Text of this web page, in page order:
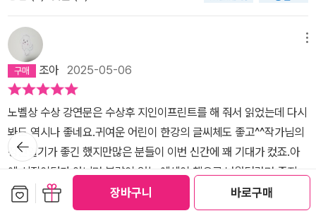
장바구니 바로구매
장편소설 ‘희랍어 시간’은 그 질문에서 다시 더 나아간다. 우리가 정말
로 이 세계에서 살아나가야 한다면, 어떤 지점에서 그것이 가능한가?
한강 작가는 이 소설을 쓰며 다음과 같이 묻고 싶었다고 한다. 인간의
가장 연한 부분을 들여다보는 것으로 우리는 마침내 살아갈 수 있는
것 아닐까, 이 덧없고 폭력적인 세계 가운데에서? 여섯 번째 장편소
설은 알다시피 ‘소년이 온다’였다. 한강 작가는 ‘희랍어 시간’을 출간
한 직후까지 광주에 대해 쓰겠다는 생각을 한 번도 해보지 않았다고
한다. 광주 학살을 시작으로 여러 학살들에 대한 책들을 읽으며 그녀
는 이십 대 중반에 일기장을 바꿀 때마다 맨 앞 페이지에 적었던 문장
들을 떠올렸다고 한다. ‘현재가 과거를 도울 수 있는가? 산 자가 죽은
엇을 의미하는가? 인간의 참혹과 존엄 사이에서, 두 벼랑 사이를 잇
는 불가능한 허공의 길을 건너려면 죽은 자들의 도움이 필요했
다. 이 소설의 주인공인 어린 동호가 어머니의 손을 힘껏 끌고 햇빛
이 비치는 쪽으로 걸었던 것처럼.- 19- 어렸을 때부터 궁금했습니다.
우리는 왜 태어났는지. 왜 고통과 사랑이 존재하는지. 그것들은 수천
년 동안 문학이 던졌고, 지금도 던지고 있는 질문들입니다. 우리가 이
세계에서 잠시 머무는 의미는 무엇일까요? 이 세계에서 우리가 끝끝
내 인간으로 남는다는 건 얼마나 어려운 일일까요? 가장 어두운 밤에
우리의 본성에 대해 질문하는, 이 행성에 깃들인 사람들과 생명체들
의 일인칭을 끈질기게 상상하는, 끝끝내 우리를 연결하는 언어를 다
조아2025-05-06
노벨상 수상 강연문은 수상후 지인이프린트를 해 줘서 읽었는데 다시
봐도 역시나 좋네요.귀여운 어린이 한강의 글씨체도 좋고^^작가님의
정원일기가 좋긴 했지만많은 분들이 이번 신간에 꽤 기대가 컸죠.아
예 시집이던가 아니면 분량이 있는 에세이 책으로 나왔더라면 좋지
않았을까 싶어요.이 책은 뭔가 짜깁기 한 듯한 느낌이 있어요.그럼에
도 몇 구절은 필사하고 싶은 책이네요.저도 언젠가는 내향적인 나만
뒤로가
기